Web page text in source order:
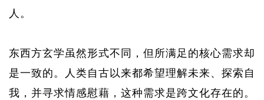
人。
东西方玄学虽然形式不同，但所满足的核心需求却
是一致的。人类自古以来都希望理解未来、探索自
我，并寻求情感慰藉，这种需求是跨文化存在的。